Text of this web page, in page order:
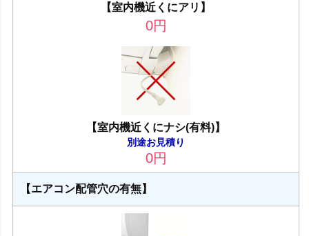
【室内機近くにアリ】
0円
【室内機近くにナシ(有料)】
別途お見積り
0円
【エアコン配管穴の有無】